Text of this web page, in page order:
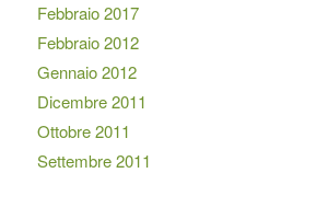
Febbraio 2017
Febbraio 2012
Gennaio 2012
Dicembre 2011
Ottobre 2011
Settembre 2011